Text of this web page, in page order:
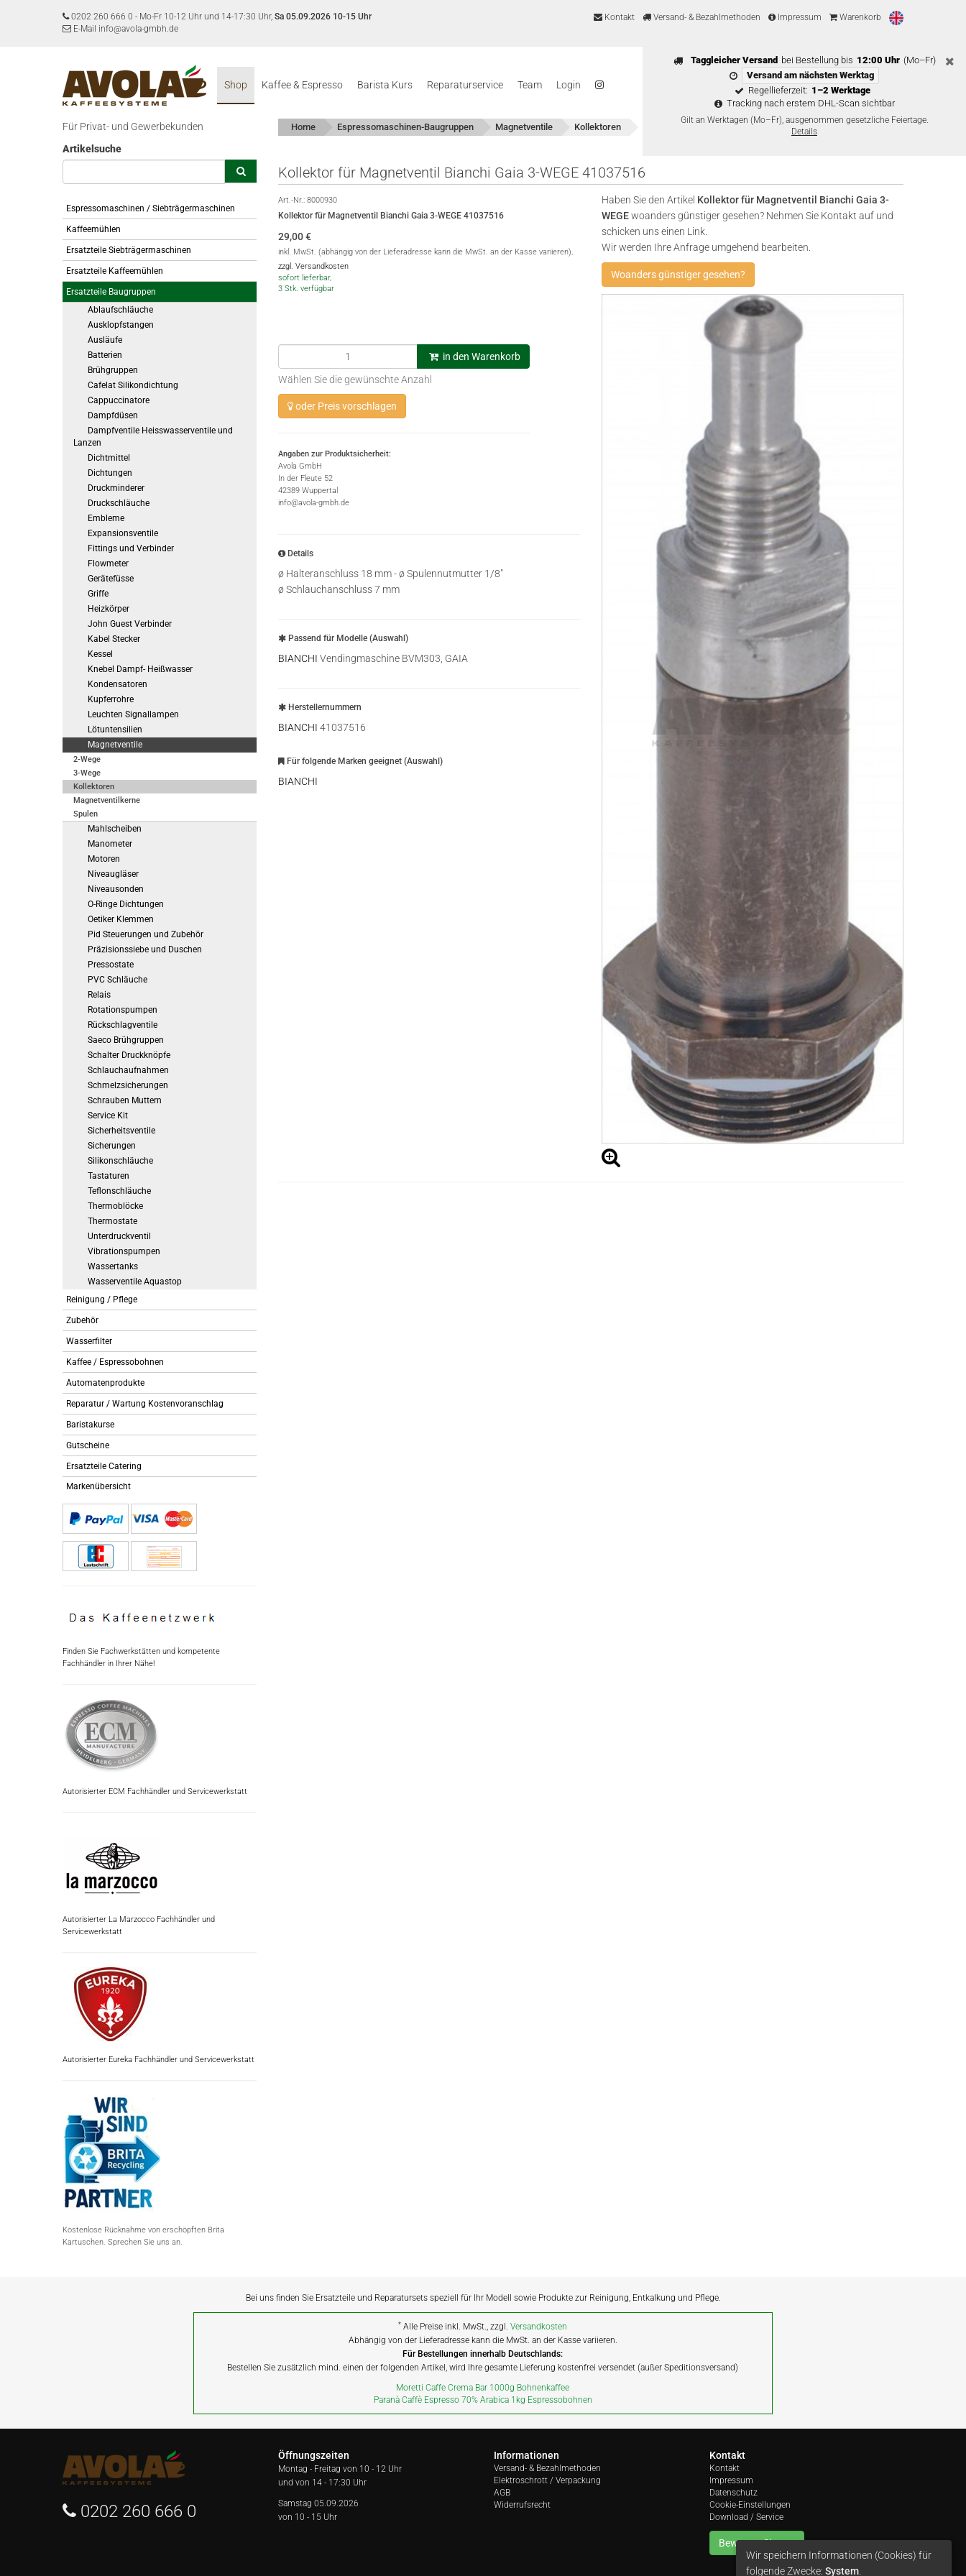
0202 260 666 0 - Mo-Fr 10-12 Uhr und 14-17:30 Uhr, Sa 05.09.2026 10-15 Uhr
E-Mail info@avola-gmbh.de
Kontakt Versand- & Bezahlmethoden Impressum Warenkorb
Taggleicher Versand bei Bestellung bis 12:00 Uhr (Mo–Fr)
Versand am nächsten Werktag
Regellieferzeit: 1–2 Werktage
Tracking nach erstem DHL-Scan sichtbar
Gilt an Werktagen (Mo–Fr), ausgenommen gesetzliche Feiertage.
Details
Shop Kaffee & Espresso Barista Kurs Reparaturservice Team Login
Für Privat- und Gewerbekunden
Artikelsuche
Espressomaschinen / Siebträgermaschinen
Kaffeemühlen
Ersatzteile Siebträgermaschinen
Ersatzteile Kaffeemühlen
Ersatzteile Baugruppen
Ablaufschläuche
Ausklopfstangen
Ausläufe
Batterien
Brühgruppen
Cafelat Silikondichtung
Cappuccinatore
Dampfdüsen
Dampfventile Heisswasserventile und
Lanzen
Dichtmittel
Dichtungen
Druckminderer
Druckschläuche
Embleme
Expansionsventile
Fittings und Verbinder
Flowmeter
Gerätefüsse
Griffe
Heizkörper
John Guest Verbinder
Kabel Stecker
Kessel
Knebel Dampf- Heißwasser
Kondensatoren
Kupferrohre
Leuchten Signallampen
Lötuntensilien
Magnetventile
2-Wege
3-Wege
Kollektoren
Magnetventilkerne
Spulen
Mahlscheiben
Manometer
Motoren
Niveaugläser
Niveausonden
O-Ringe Dichtungen
Oetiker Klemmen
Pid Steuerungen und Zubehör
Präzisionssiebe und Duschen
Pressostate
PVC Schläuche
Relais
Rotationspumpen
Rückschlagventile
Saeco Brühgruppen
Schalter Druckknöpfe
Schlauchaufnahmen
Schmelzsicherungen
Schrauben Muttern
Service Kit
Sicherheitsventile
Sicherungen
Silikonschläuche
Tastaturen
Teflonschläuche
Thermoblöcke
Thermostate
Unterdruckventil
Vibrationspumpen
Wassertanks
Wasserventile Aquastop
Reinigung / Pflege
Zubehör
Wasserfilter
Kaffee / Espressobohnen
Automatenprodukte
Reparatur / Wartung Kostenvoranschlag
Baristakurse
Gutscheine
Ersatzteile Catering
Markenübersicht
Finden Sie Fachwerkstätten und kompetente
Fachhändler in Ihrer Nähe!
Autorisierter ECM Fachhändler und Servicewerkstatt
Autorisierter La Marzocco Fachhändler und
Servicewerkstatt
Autorisierter Eureka Fachhändler und Servicewerkstatt
Kostenlose Rücknahme von erschöpften Brita
Kartuschen. Sprechen Sie uns an.
Home Espressomaschinen-Baugruppen Magnetventile Kollektoren
Kollektor für Magnetventil Bianchi Gaia 3-WEGE 41037516
Art.-Nr.: 8000930
Kollektor für Magnetventil Bianchi Gaia 3-WEGE 41037516
29,00€
inkl. MwSt. (abhängig von der Lieferadresse kann die MwSt. an der Kasse variieren),
zzgl. Versandkosten
sofort lieferbar,
3 Stk. verfügbar
in den Warenkorb
Wählen Sie die gewünschte Anzahl
oder Preis vorschlagen
Angaben zur Produktsicherheit:
Avola GmbH
In der Fleute 52
42389 Wuppertal
info@avola-gmbh.de
Details
ø Halteranschluss 18 mm - ø Spulennutmutter 1/8"
ø Schlauchanschluss 7 mm
Passend für Modelle (Auswahl)
BIANCHI Vendingmaschine BVM303, GAIA
Herstellernummern
BIANCHI 41037516
Für folgende Marken geeignet (Auswahl)
BIANCHI
Haben Sie den Artikel Kollektor für Magnetventil Bianchi Gaia 3-
WEGEwoanders günstiger gesehen? Nehmen Sie Kontakt auf und
schicken uns einen Link.
Wir werden Ihre Anfrage umgehend bearbeiten.
Woanders günstiger gesehen?
Bei uns finden Sie Ersatzteile und Reparatursets speziell für Ihr Modell sowie Produkte zur Reinigung, Entkalkung und Pflege.
* Alle Preise inkl. MwSt., zzgl.Versandkosten
Abhängig von der Lieferadresse kann die MwSt. an der Kasse variieren.
Für Bestellungen innerhalb Deutschlands:
Bestellen Sie zusätzlich mind. einen der folgenden Artikel, wird Ihre gesamte Lieferung kostenfrei versendet (außer Speditionsversand)
Moretti Caffe Crema Bar 1000g Bohnenkaffee
Paranà Caffè Espresso 70% Arabica 1kg Espressobohnen
0202 260 666 0
Öffnungszeiten
Montag - Freitag von 10 - 12 Uhr
und von 14 - 17:30 Uhr
Samstag 05.09.2026
von 10 - 15 Uhr
Informationen
Versand- & Bezahlmethoden
Elektroschrott / Verpackung
AGB
Widerrufsrecht
Kontakt
Kontakt
Impressum
Datenschutz
Cookie-Einstellungen
Download / Service
Bewerten Sie uns
Wir speichern Informationen (Cookies) für
folgende Zwecke: System